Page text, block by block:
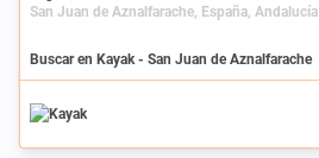
San Juan de Aznalfarache, España, Andalucía
Buscar en Kayak - San Juan de Aznalfarache